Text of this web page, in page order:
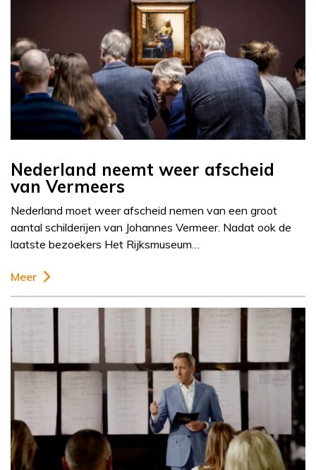
Nederland neemt weer afscheid
van Vermeers
Nederland moet weer afscheid nemen van een groot
aantal schilderijen van Johannes Vermeer. Nadat ook de
laatste bezoekers Het Rijksmuseum…
Meer